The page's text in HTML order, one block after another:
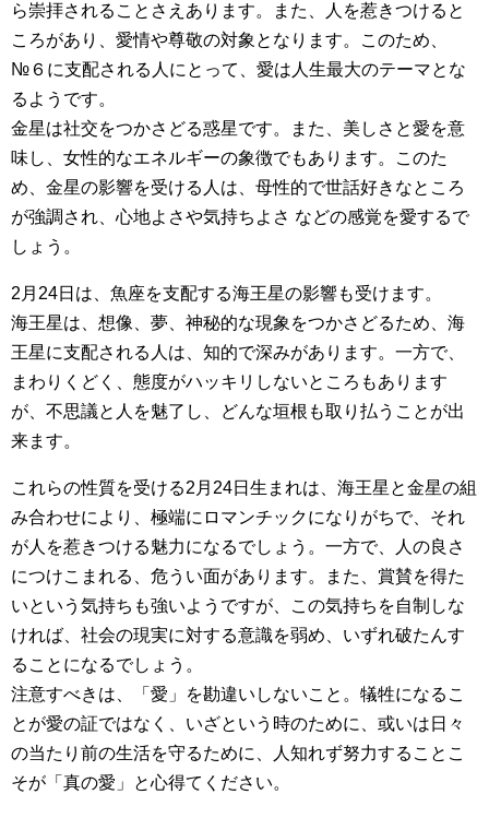
ら崇拝されることさえあります。また、人を惹きつけると
ころがあり、愛情や尊敬の対象となります。このため、
№６に支配される人にとって、愛は人生最大のテーマとな
るようです。
金星は社交をつかさどる惑星です。また、美しさと愛を意
味し、女性的なエネルギーの象徴でもあります。このた
め、金星の影響を受ける人は、母性的で世話好きなところ
が強調され、心地よさや気持ちよさ などの感覚を愛するで
しょう。
2月24日は、魚座を支配する海王星の影響も受けます。
海王星は、想像、夢、神秘的な現象をつかさどるため、海
王星に支配される人は、知的で深みがあります。一方で、
まわりくどく、態度がハッキリしないところもあります
が、不思議と人を魅了し、どんな垣根も取り払うことが出
来ます。
これらの性質を受ける2月24日生まれは、海王星と金星の組
み合わせにより、極端にロマンチックになりがちで、それ
が人を惹きつける魅力になるでしょう。一方で、人の良さ
につけこまれる、危うい面があります。また、賞賛を得た
いという気持ちも強いようですが、この気持ちを自制しな
ければ、社会の現実に対する意識を弱め、いずれ破たんす
ることになるでしょう。
注意すべきは、「愛」を勘違いしないこと。犠牲になるこ
とが愛の証ではなく、いざという時のために、或いは日々
の当たり前の生活を守るために、人知れず努力することこ
そが「真の愛」と心得てください。